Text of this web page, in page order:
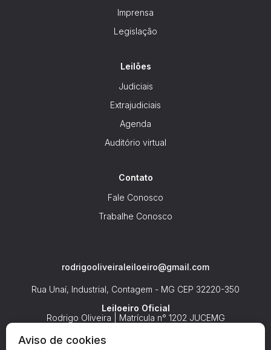
Imprensa
Legislação
Leilões
Judiciais
Extrajudiciais
Agenda
Auditório virtual
Contato
Fale Conosco
Trabalhe Conosco
rodrigooliveiraleiloeiro@gmail.com
Rua Unaí, Industrial, Contagem - MG CEP 32220-350
Leiloeiro Oficial
Rodrigo Oliveira | Matrícula n° 1202 JUCEMG
Aviso de cookies